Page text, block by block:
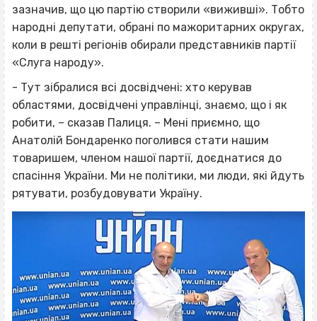
зазначив, що цю партію створили «виживші». Тобто
народні депутати, обрані по мажоритарних округах,
коли в решті регіонів обирали представників партії
«Слуга народу».
- Тут зібралися всі досвідчені: хто керував
областями, досвідчені управлінці, знаємо, що і як
робити, – сказав Палиця. – Мені приємно, що
Анатолій Бондаренко поголився стати нашим
товаришем, членом нашої партії, доєднатися до
спасіння України. Ми не політики, ми люди, які йдуть
рятувати, розбудовувати Україну.